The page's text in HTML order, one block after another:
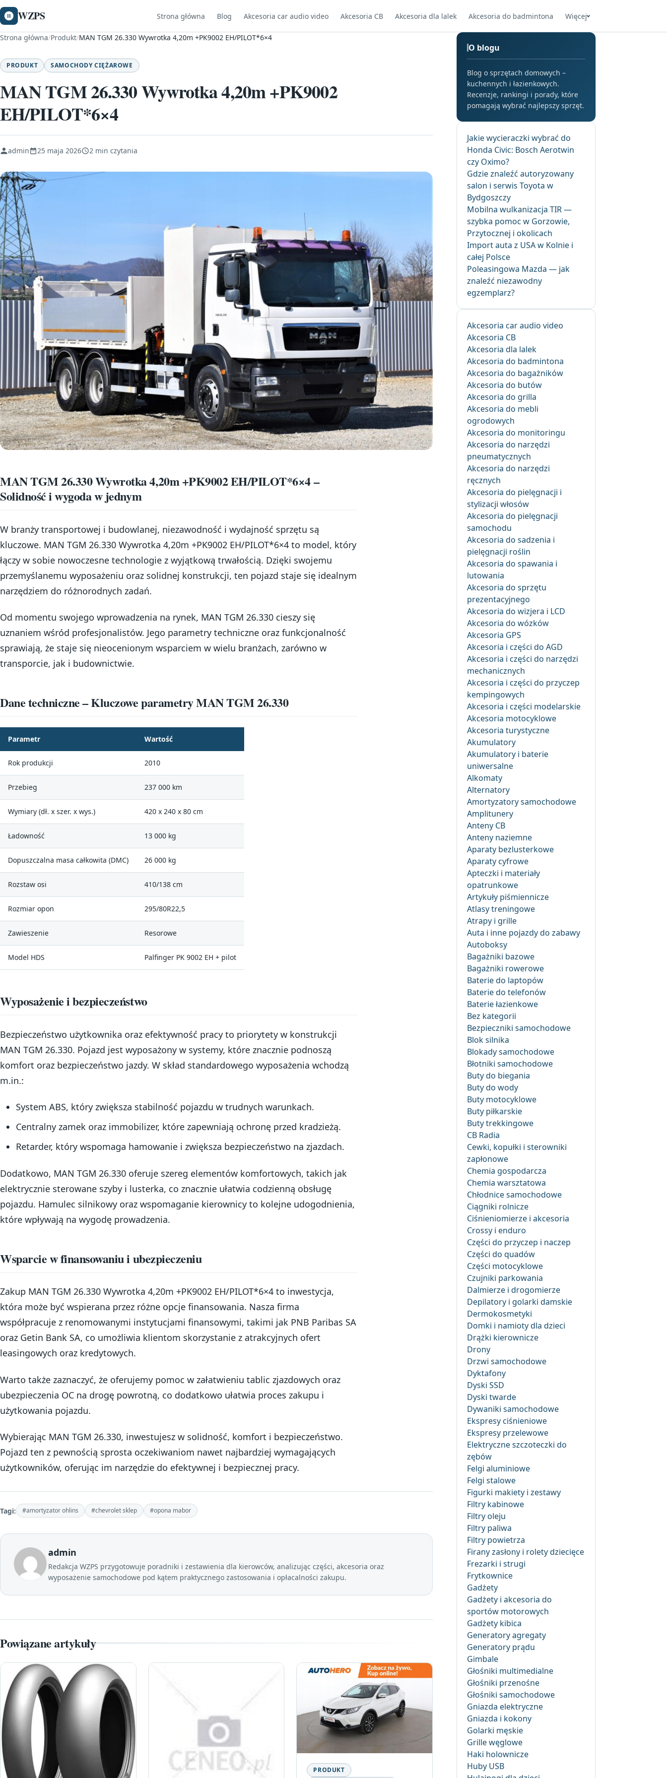
WZPS Strona główna Blog Akcesoria car audio video Akcesoria CB Akcesoria dla lalek Akcesoria do badmintona Więcej
Strona główna/Produkt/MAN TGM 26.330 Wywrotka 4,20m +PK9002 EH/PILOT*6×4
PRODUKT SAMOCHODY CIĘŻAROWE
MAN TGM 26.330 Wywrotka 4,20m +PK9002
EH/PILOT*6×4
admin 25 maja 2026 2 min czytania
MAN TGM 26.330 Wywrotka 4,20m +PK9002 EH/PILOT*6×4 –
Solidność i wygoda w jednym
W branży transportowej i budowlanej, niezawodność i wydajność sprzętu są
kluczowe. MAN TGM 26.330 Wywrotka 4,20m +PK9002 EH/PILOT*6×4 to model, który
łączy w sobie nowoczesne technologie z wyjątkową trwałością. Dzięki swojemu
przemyślanemu wyposażeniu oraz solidnej konstrukcji, ten pojazd staje się idealnym
narzędziem do różnorodnych zadań.
Od momentu swojego wprowadzenia na rynek, MAN TGM 26.330 cieszy się
uznaniem wśród profesjonalistów. Jego parametry techniczne oraz funkcjonalność
sprawiają, że staje się nieocenionym wsparciem w wielu branżach, zarówno w
transporcie, jak i budownictwie.
Dane techniczne – Kluczowe parametry MAN TGM 26.330
Parametr Wartość
Rok produkcji 2010
Przebieg 237 000 km
Wymiary (dł. x szer. x wys.) 420 x 240 x 80 cm
Ładowność 13 000 kg
Dopuszczalna masa całkowita (DMC) 26 000 kg
Rozstaw osi 410/138 cm
Rozmiar opon 295/80R22,5
Zawieszenie Resorowe
Model HDS Palfinger PK 9002 EH + pilot
Wyposażenie i bezpieczeństwo
Bezpieczeństwo użytkownika oraz efektywność pracy to priorytety w konstrukcji
MAN TGM 26.330. Pojazd jest wyposażony w systemy, które znacznie podnoszą
komfort oraz bezpieczeństwo jazdy. W skład standardowego wyposażenia wchodzą
m.in.:
System ABS, który zwiększa stabilność pojazdu w trudnych warunkach.
Centralny zamek oraz immobilizer, które zapewniają ochronę przed kradzieżą.
Retarder, który wspomaga hamowanie i zwiększa bezpieczeństwo na zjazdach.
Dodatkowo, MAN TGM 26.330 oferuje szereg elementów komfortowych, takich jak
elektrycznie sterowane szyby i lusterka, co znacznie ułatwia codzienną obsługę
pojazdu. Hamulec silnikowy oraz wspomaganie kierownicy to kolejne udogodnienia,
które wpływają na wygodę prowadzenia.
Wsparcie w finansowaniu i ubezpieczeniu
Zakup MAN TGM 26.330 Wywrotka 4,20m +PK9002 EH/PILOT*6×4 to inwestycja,
która może być wspierana przez różne opcje finansowania. Nasza firma
współpracuje z renomowanymi instytucjami finansowymi, takimi jak PNB Paribas SA
oraz Getin Bank SA, co umożliwia klientom skorzystanie z atrakcyjnych ofert
leasingowych oraz kredytowych.
Warto także zaznaczyć, że oferujemy pomoc w załatwieniu tablic zjazdowych oraz
ubezpieczenia OC na drogę powrotną, co dodatkowo ułatwia proces zakupu i
użytkowania pojazdu.
Wybierając MAN TGM 26.330, inwestujesz w solidność, komfort i bezpieczeństwo.
Pojazd ten z pewnością sprosta oczekiwaniom nawet najbardziej wymagających
użytkowników, oferując im narzędzie do efektywnej i bezpiecznej pracy.
Tagi: #amortyzator ohlins #chevrolet sklep #opona mabor
admin
Redakcja WZPS przygotowuje poradniki i zestawienia dla kierowców, analizując części, akcesoria oraz
wyposażenie samochodowe pod kątem praktycznego zastosowania i opłacalności zakupu.
Powiązane artykuły
PRODUKT
O blogu
Blog o sprzętach domowych –
kuchennych i łazienkowych.
Recenzje, rankingi i porady, które
pomagają wybrać najlepszy sprzęt.
Jakie wycieraczki wybrać do
Honda Civic: Bosch Aerotwin
czy Oximo?
Gdzie znaleźć autoryzowany
salon i serwis Toyota w
Bydgoszczy
Mobilna wulkanizacja TIR —
szybka pomoc w Gorzowie,
Przytocznej i okolicach
Import auta z USA w Kolnie i
całej Polsce
Poleasingowa Mazda — jak
znaleźć niezawodny
egzemplarz?
Akcesoria car audio video
Akcesoria CB
Akcesoria dla lalek
Akcesoria do badmintona
Akcesoria do bagażników
Akcesoria do butów
Akcesoria do grilla
Akcesoria do mebli
ogrodowych
Akcesoria do monitoringu
Akcesoria do narzędzi
pneumatycznych
Akcesoria do narzędzi
ręcznych
Akcesoria do pielęgnacji i
stylizacji włosów
Akcesoria do pielęgnacji
samochodu
Akcesoria do sadzenia i
pielęgnacji roślin
Akcesoria do spawania i
lutowania
Akcesoria do sprzętu
prezentacyjnego
Akcesoria do wizjera i LCD
Akcesoria do wózków
Akcesoria GPS
Akcesoria i części do AGD
Akcesoria i części do narzędzi
mechanicznych
Akcesoria i części do przyczep
kempingowych
Akcesoria i części modelarskie
Akcesoria motocyklowe
Akcesoria turystyczne
Akumulatory
Akumulatory i baterie
uniwersalne
Alkomaty
Alternatory
Amortyzatory samochodowe
Amplitunery
Anteny CB
Anteny naziemne
Aparaty bezlusterkowe
Aparaty cyfrowe
Apteczki i materiały
opatrunkowe
Artykuły piśmiennicze
Atlasy treningowe
Atrapy i grille
Auta i inne pojazdy do zabawy
Autoboksy
Bagażniki bazowe
Bagażniki rowerowe
Baterie do laptopów
Baterie do telefonów
Baterie łazienkowe
Bez kategorii
Bezpieczniki samochodowe
Blok silnika
Blokady samochodowe
Błotniki samochodowe
Buty do biegania
Buty do wody
Buty motocyklowe
Buty piłkarskie
Buty trekkingowe
CB Radia
Cewki, kopułki i sterowniki
zapłonowe
Chemia gospodarcza
Chemia warsztatowa
Chłodnice samochodowe
Ciągniki rolnicze
Ciśnieniomierze i akcesoria
Crossy i enduro
Części do przyczep i naczep
Części do quadów
Części motocyklowe
Czujniki parkowania
Dalmierze i drogomierze
Depilatory i golarki damskie
Dermokosmetyki
Domki i namioty dla dzieci
Drążki kierownicze
Drony
Drzwi samochodowe
Dyktafony
Dyski SSD
Dyski twarde
Dywaniki samochodowe
Ekspresy ciśnieniowe
Ekspresy przelewowe
Elektryczne szczoteczki do
zębów
Felgi aluminiowe
Felgi stalowe
Figurki makiety i zestawy
Filtry kabinowe
Filtry oleju
Filtry paliwa
Filtry powietrza
Firany zasłony i rolety dziecięce
Frezarki i strugi
Frytkownice
Gadżety
Gadżety i akcesoria do
sportów motorowych
Gadżety kibica
Generatory agregaty
Generatory prądu
Gimbale
Głośniki multimedialne
Głośniki przenośne
Głośniki samochodowe
Gniazda elektryczne
Gniazda i kokony
Golarki męskie
Grille węglowe
Haki holownicze
Huby USB